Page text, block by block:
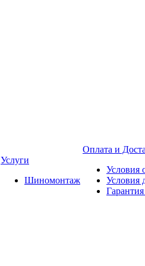
Услуги
Шиномонтаж
Оплата и
Условия
Условия